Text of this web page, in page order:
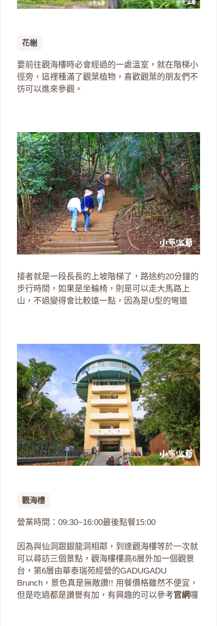
花榭
要前往觀海樓時必會經過的一處溫室，就在階梯小
徑旁，這裡種滿了觀葉植物，喜歡觀葉的朋友們不
彷可以進來參觀。
接者就是一段長長的上坡階梯了，路途約20分鐘的
步行時間，如果是坐輪椅，則是可以走大馬路上
山，不過變得會比較遠一點，因為是U型的彎道
觀海樓
營業時間：09:30~16:00最後點餐15:00
因為與仙洞跟銀龍洞相鄰，到達觀海樓等於一次就
可以尋訪三個景點，觀海樓樓高6層外加一個觀景
台，第6層由華泰瑞苑經營的GADUGADU
Brunch，景色真是無敵讚!! 用餐價格雖然不便宜，
但是吃過都是讚譽有加，有興趣的可以參考官網囉